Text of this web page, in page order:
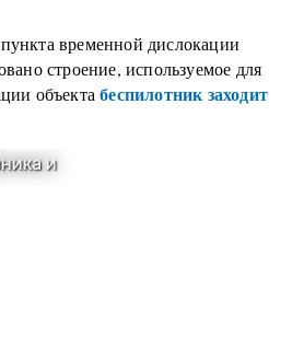
временной дислокации
строение, используемое для
объектабеспилотник заходит